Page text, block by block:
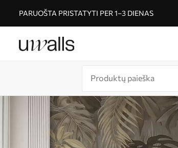
PARUOŠTA PRISTATYTI PER 1–3 DIENAS